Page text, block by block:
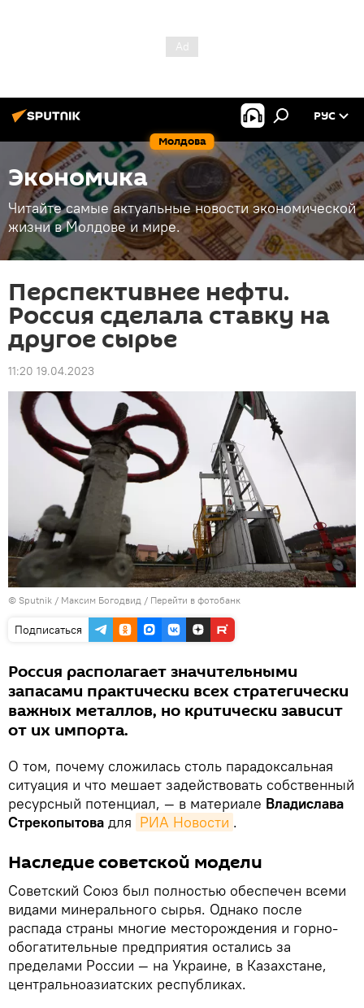
Молдова
РУС
Экономика
Читайте самые актуальные новости экономической
жизни в Молдове и мире.
Перспективнее нефти.
Россия сделала ставку на
другое сырье
11:20 19.04.2023
© Sputnik / Максим Богодвид / Перейти в фотобанк
Подписаться
Россия располагает значительными
запасами практически всех стратегически
важных металлов, но критически зависит
от их импорта.
О том, почему сложилась столь парадоксальная
ситуация и что мешает задействовать собственный
ресурсный потенциал, — в материале Владислава
Стрекопытова для РИА Новости .
Наследие советской модели
Советский Союз был полностью обеспечен всеми
видами минерального сырья. Однако после
распада страны многие месторождения и горно-
обогатительные предприятия остались за
пределами России — на Украине, в Казахстане,
центральноазиатских республиках.